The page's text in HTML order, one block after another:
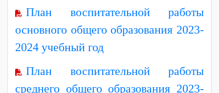
План воспитательной работы
основного общего образования 2023-
2024 учебный год
План воспитательной работы
среднего общего образования 2023-